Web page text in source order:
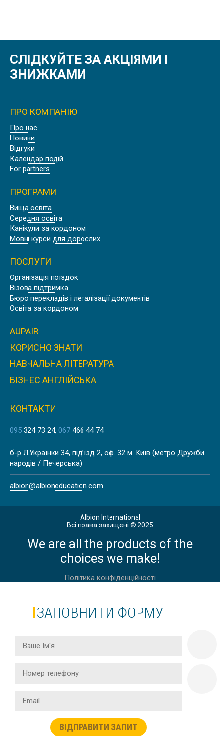
СЛІДКУЙТЕ ЗА АКЦІЯМИ І
ЗНИЖКАМИ
ПРО КОМПАНІЮ
Про нас
Новини
Відгуки
Календар подій
For partners
ПРОГРАМИ
Вища освіта
Середня освіта
Канікули за кордоном
Мовні курси для дорослих
ПОСЛУГИ
Організація поїздок
Візова підтримка
Бюро перекладів і легалізації документів
Освіта за кордоном
AUPAIR
КОРИСНО ЗНАТИ
НАВЧАЛЬНА ЛІТЕРАТУРА
БІЗНЕС АНГЛІЙСЬКА
КОНТАКТИ
095 324 73 24 067 466 44 74
б-р Л.Українки 34, під’їзд 2, оф. 32 м. Київ (метро Дружби
народів / Печерська)
albion@albioneducation.com
Albion International
Всі права захищені © 2025
We are all the products of the
choices we make!
Політика конфіденційності
ЗАПОВНИТИ ФОРМУ